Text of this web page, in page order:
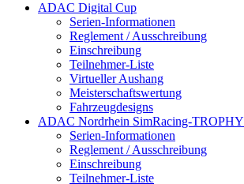
ADAC Digital Cup
Serien-Informationen
Reglement / Ausschreibung
Einschreibung
Teilnehmer-Liste
Virtueller Aushang
Meisterschaftswertung
Fahrzeugdesigns
ADAC Nordrhein SimRacing-TROPHY
Serien-Informationen
Reglement / Ausschreibung
Einschreibung
Teilnehmer-Liste